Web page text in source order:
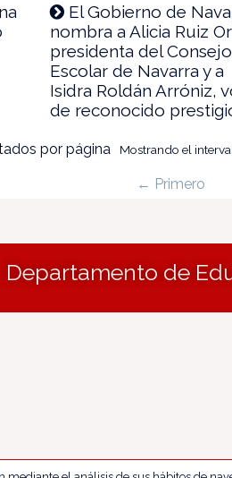
El Gobierno de
nombra a Alicia Ruiz
presidenta del Consejo
Escolar de Navarra y a
Isidra Roldán Arróniz,
de reconocido
por página Mostrando el
← Primero
Departamento de